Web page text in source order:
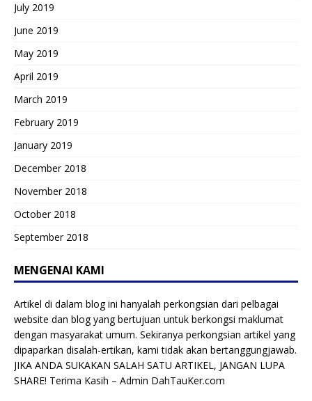
July 2019
June 2019
May 2019
April 2019
March 2019
February 2019
January 2019
December 2018
November 2018
October 2018
September 2018
MENGENAI KAMI
Artikel di dalam blog ini hanyalah perkongsian dari pelbagai
website dan blog yang bertujuan untuk berkongsi maklumat
dengan masyarakat umum. Sekiranya perkongsian artikel yang
dipaparkan disalah-ertikan, kami tidak akan bertanggungjawab.
JIKA ANDA SUKAKAN SALAH SATU ARTIKEL, JANGAN LUPA
SHARE! Terima Kasih – Admin DahTauKer.com